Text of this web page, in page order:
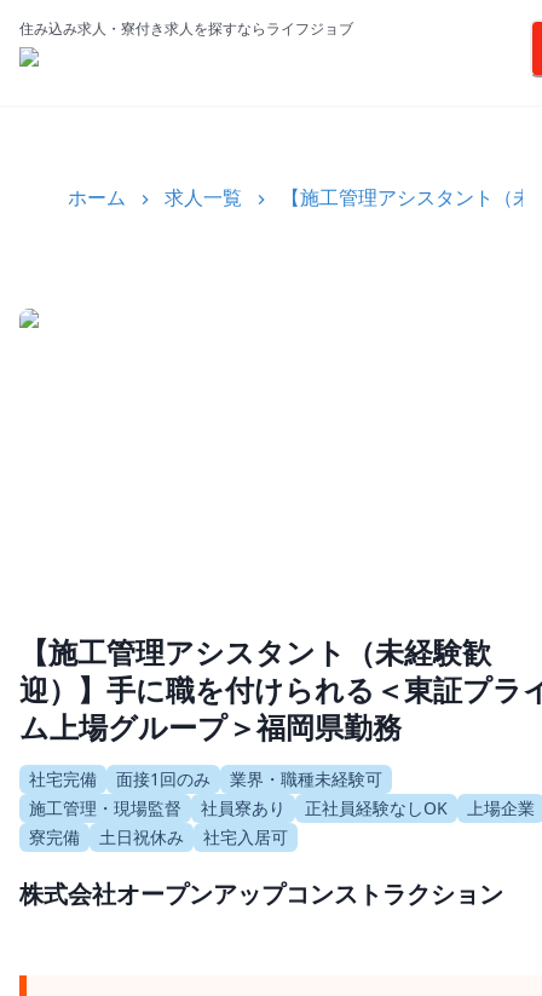
住み込み求人・寮付き求人を探すならライフジョブ
ホーム 求人一覧 【施工管理アシスタント（
【施工管理アシスタント（未経験歓
迎）】手に職を付けられる＜東証プラ
ム上場グループ＞福岡県勤務
社宅完備 面接1回のみ
業界・職種未経験可
施工管理・現場監督
社員寮あり 正社員経験なしOK
上場企業
寮完備
土日祝休み 社宅入居可
株式会社オープンアップコンストラクション